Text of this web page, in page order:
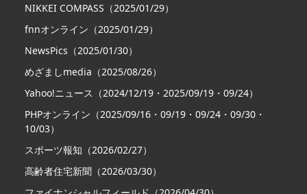
NIKKEI COMPASS（2025/01/29）
fnnオンライン（2025/01/29）
NewsPics（2025/01/30）
めざましmedia（2025/08/26）
Yahoo!ニュース（2024/12/19・2025/09/19・09/24）
PHPオンライン（2025/09/16・09/19・09/24・09/30・
10/03）
スポーツ報知（2026/02/27）
高齢者住宅新聞（2026/03/30）